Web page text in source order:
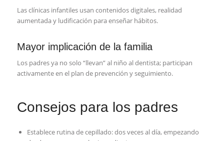
Las clínicas infantiles usan contenidos digitales, realidad
aumentada y ludificación para enseñar hábitos.
Mayor implicación de la familia
Los padres ya no solo “llevan” al niño al dentista; participan
activamente en el plan de prevención y seguimiento.
Consejos para los padres
Establece rutina de cepillado: dos veces al día, empezando